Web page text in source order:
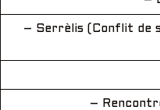
– Serrèlis (Conflit de
–